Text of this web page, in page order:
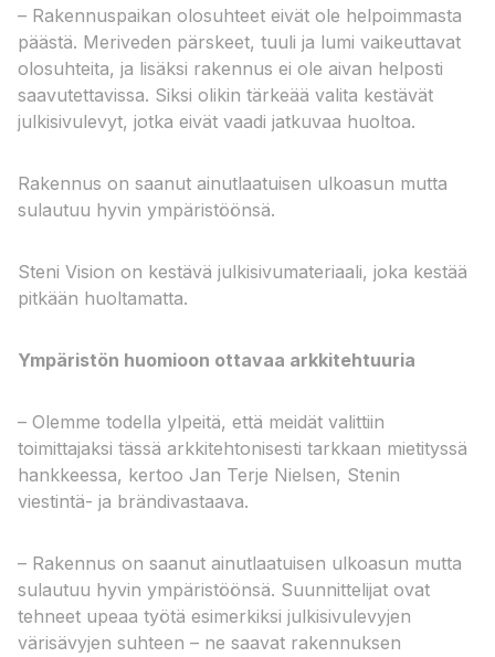
– Rakennuspaikan olosuhteet eivät ole helpoimmasta
päästä. Meriveden pärskeet, tuuli ja lumi vaikeuttavat
olosuhteita, ja lisäksi rakennus ei ole aivan helposti
saavutettavissa. Siksi olikin tärkeää valita kestävät
julkisivulevyt, jotka eivät vaadi jatkuvaa huoltoa.
Rakennus on saanut ainutlaatuisen ulkoasun mutta
sulautuu hyvin ympäristöönsä.
Steni Vision on kestävä julkisivumateriaali, joka kestää
pitkään huoltamatta.
Ympäristön huomioon ottavaa arkkitehtuuria
– Olemme todella ylpeitä, että meidät valittiin
toimittajaksi tässä arkkitehtonisesti tarkkaan mietityssä
hankkeessa, kertoo Jan Terje Nielsen, Stenin
viestintä- ja brändivastaava.
– Rakennus on saanut ainutlaatuisen ulkoasun mutta
sulautuu hyvin ympäristöönsä. Suunnittelijat ovat
tehneet upeaa työtä esimerkiksi julkisivulevyjen
värisävyjen suhteen – ne saavat rakennuksen